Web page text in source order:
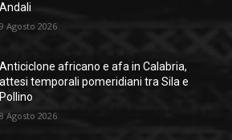
Andali
9 Agosto 2026
Anticiclone africano e afa in Calabria,
attesi temporali pomeridiani tra Sila e
Pollino
8 Agosto 2026